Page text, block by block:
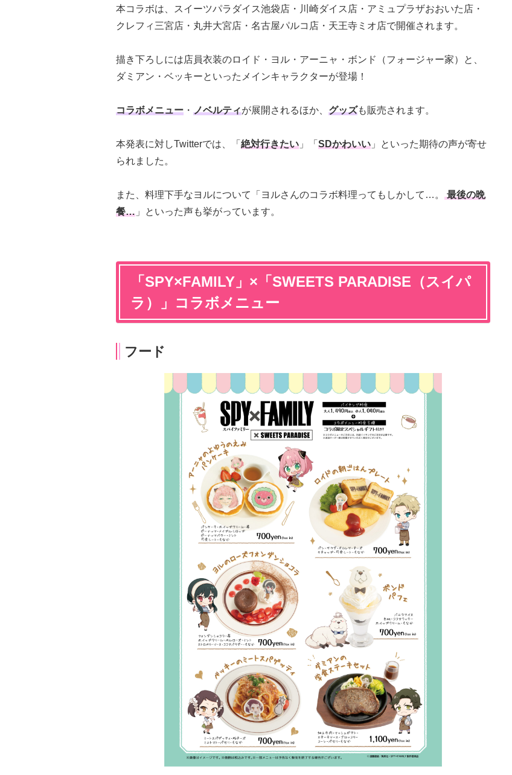
本コラボは、スイーツパラダイス池袋店・川崎ダイス店・アミュプラザおおいた店・
クレフィ三宮店・丸井大宮店・名古屋パルコ店・天王寺ミオ店で開催されます。
描き下ろしには店員衣装のロイド・ヨル・アーニャ・ボンド（フォージャー家）と、
ダミアン・ベッキーといったメインキャラクターが登場！
コラボメニュー ・ ノベルティが展開されるほか、 グッズも販売されます。
本発表に対しTwitterでは、「 絶対行きたい 」「 SDかわいい 」といった期待の声が寄せ
られました。
また、料理下手なヨルについて「ヨルさんのコラボ料理ってもしかして…。 最後の晩
餐… 」といった声も挙がっています。
「SPY×FAMILY」×「SWEETS PARADISE（スイパ
ラ）」コラボメニュー
フード